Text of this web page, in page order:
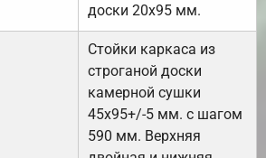
доски 20х95 мм.
Стойки каркаса из
строганой доски
камерной сушки
45х95+/-5 мм. с шагом
590 мм. Верхняя